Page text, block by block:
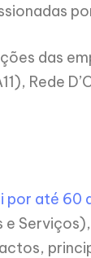
das
Rede
por até 60